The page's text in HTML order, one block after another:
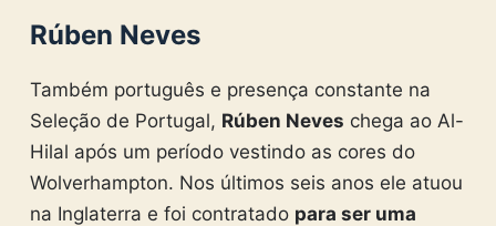
Rúben Neves
Também português e presença constante na
Seleção de Portugal, Rúben Neves chega ao Al-
Hilal após um período vestindo as cores do
Wolverhampton. Nos últimos seis anos ele atuou
na Inglaterra e foi contratado para ser uma